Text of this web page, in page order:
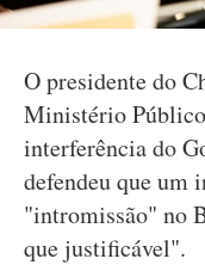
O presidente do
Ministério
interferência do
defendeu que um
"intromissão" no
que justificável".